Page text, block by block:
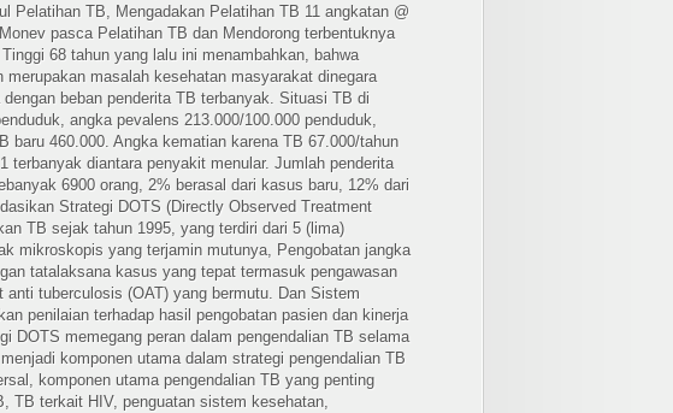
Pelatihan TB, Mengadakan Pelatihan TB 11 angkatan @
pasca Pelatihan TB dan Mendorong terbentuknya
68 tahun yang lalu ini menambahkan, bahwa
masalah kesehatan masyarakat dinegara
beban penderita TB terbanyak. Situasi TB di
angka pevalens 213.000/100.000 penduduk,
baru 460.000. Angka kematian karena TB 67.000/tahun
terbanyak diantara penyakit menular. Jumlah penderita
6900 orang, 2% berasal dari kasus baru, 12% dari
Strategi DOTS (Directly Observed Treatment
TB sejak tahun 1995, yang terdiri dari 5 (lima)
mikroskopis yang terjamin mutunya, Pengobatan jangka
tatalaksana kasus yang tepat termasuk pengawasan
anti tuberculosis (OAT) yang bermutu. Dan Sistem
penilaian terhadap hasil pengobatan pasien dan kinerja
DOTS memegang peran dalam pengendalian TB selama
komponen utama dalam strategi pengendalian TB
komponen utama pengendalian TB yang penting
TB terkait HIV, penguatan sistem kesehatan,